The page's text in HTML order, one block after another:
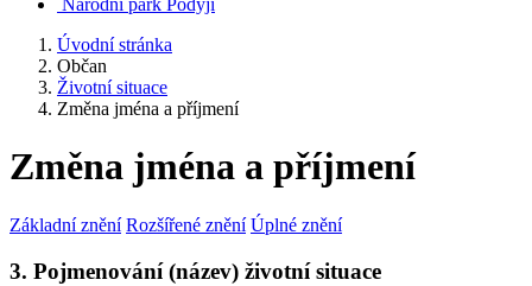
Národní park Podyjí
Úvodní stránka
Občan
Životní situace
Změna jména a příjmení
Změna jména a příjmení
Základní znění Rozšířené znění Úplné znění
3. Pojmenování (název) životní situace